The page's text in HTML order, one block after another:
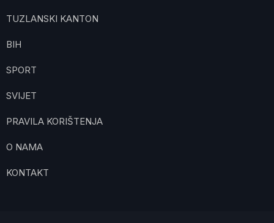
TUZLANSKI KANTON
BIH
SPORT
SVIJET
PRAVILA KORIŠTENJA
O NAMA
KONTAKT